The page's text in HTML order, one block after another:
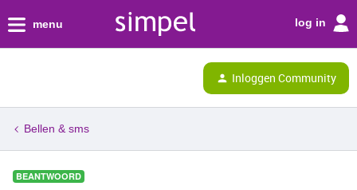
menu log in
Inloggen Community
Bellen & sms
BEANTWOORD